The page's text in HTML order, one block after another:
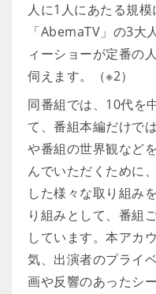
人に1人にあたる規模
「AbemaTV」の3大
ィーショーが定番の
伺えます。（※2）
同番組では、10代を
て、番組本編だけで
や番組の世界観など
んでいただくために
した様々な取り組み
り組みとして、番組
しています。本アカ
気、出演者のプライ
画や反響のあったシ